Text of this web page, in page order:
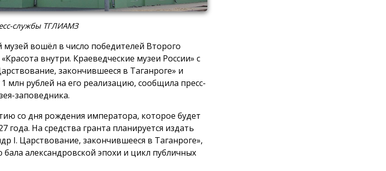
службы ТГЛИАМЗ
музей вошёл в число победителей Второго
внутри. Краеведческие музеи России» с
закончившееся в Таганроге» и
млн рублей на его реализацию, сообщила пресс-
заповедника.
со дня рождения императора, которое будет
года. На средства гранта планируется издать
I. Царствование, закончившееся в Таганроге»,
александровской эпохи и цикл публичных